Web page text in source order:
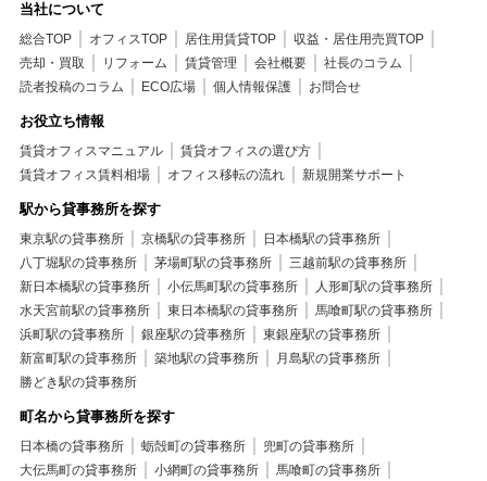
当社について
総合TOP オフィスTOP 居住用賃貸TOP
収益・居住用売買TOP
売却・買取
リフォーム 賃貸管理 会社概要
社長のコラム
読者投稿のコラム
ECO広場 個人情報保護 お問合せ
お役立ち情報
賃貸オフィスマニュアル
賃貸オフィスの選び方
賃貸オフィス賃料相場
オフィス移転の流れ 新規開業サポート
駅から貸事務所を探す
東京駅の貸事務所 京橋駅の貸事務所
日本橋駅の貸事務所
八丁堀駅の貸事務所
茅場町駅の貸事務所
三越前駅の貸事務所
新日本橋駅の貸事務所
小伝馬町駅の貸事務所
人形町駅の貸事務所
水天宮前駅の貸事務所
東日本橋駅の貸事務所
馬喰町駅の貸事務所
浜町駅の貸事務所
銀座駅の貸事務所
東銀座駅の貸事務所
新富町駅の貸事務所
築地駅の貸事務所
月島駅の貸事務所
勝どき駅の貸事務所
町名から貸事務所を探す
日本橋の貸事務所 蛎殻町の貸事務所
兜町の貸事務所
大伝馬町の貸事務所
小網町の貸事務所
馬喰町の貸事務所